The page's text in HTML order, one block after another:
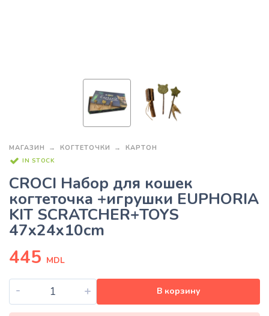
МАГАЗИН КОГТЕТОЧКИ КАРТОН
IN STOCK
CROCI Набор для кошек
когтеточка +игрушки EUPHORIA
KIT SCRATCHER+TOYS
47x24x10cm
445 MDL
- + В корзину